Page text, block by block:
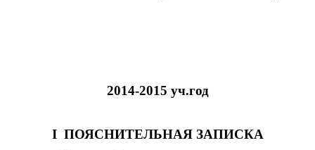
2014-2015 уч.год
I ПОЯСНИТЕЛЬНАЯ ЗАПИСКА